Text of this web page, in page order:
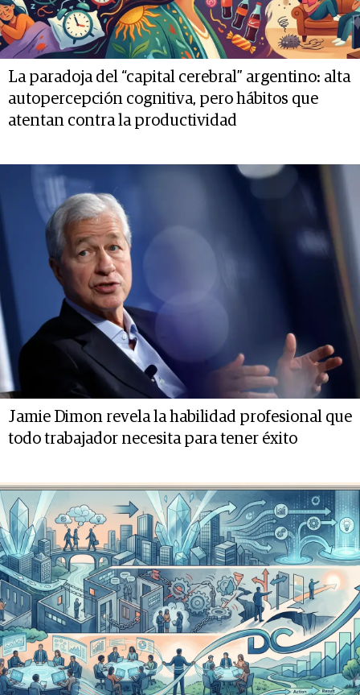
La paradoja del “capital cerebral” argentino: alta
autopercepción cognitiva, pero hábitos que
atentan contra la productividad
Jamie Dimon revela la habilidad profesional que
todo trabajador necesita para tener éxito